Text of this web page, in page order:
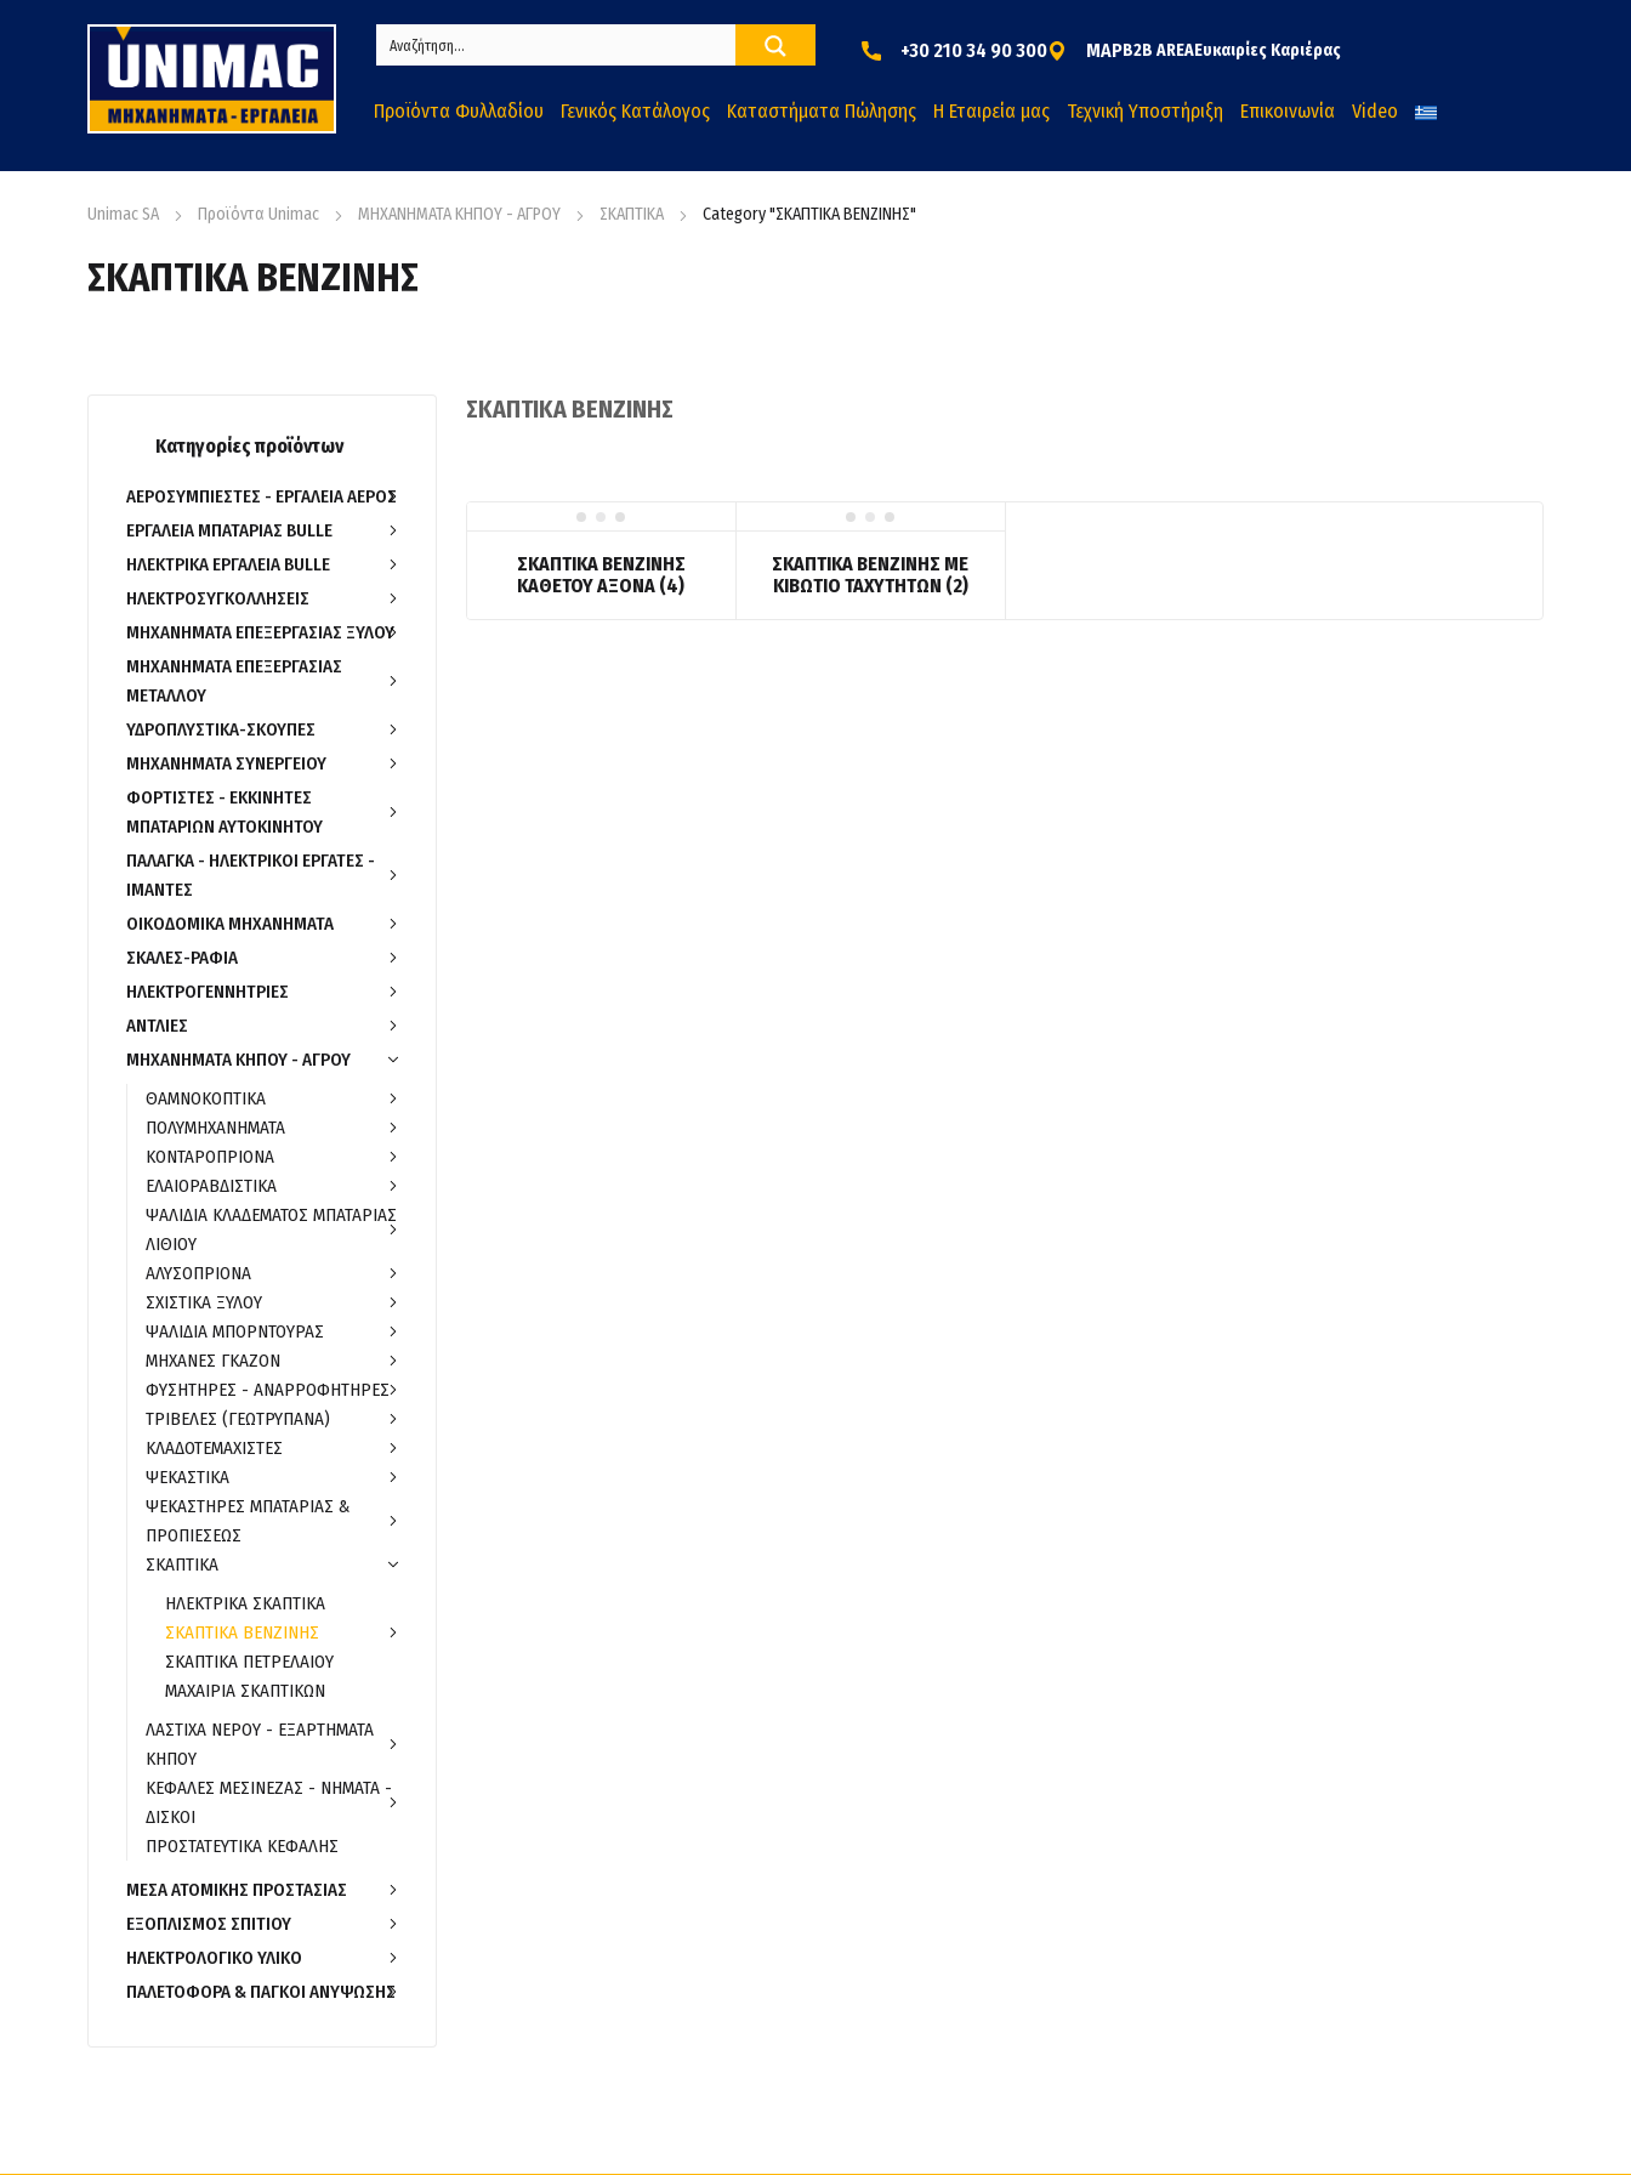
+30 210 34 90 300 MAPB2B AREAΕυκαιρίες Καριέρας
Προϊόντα Φυλλαδίου Γενικός Κατάλογος Καταστήματα Πώλησης Η Εταιρεία μας Τεχνική Υποστήριξη Επικοινωνία Video
Unimac SA Προϊόντα Unimac ΜΗΧΑΝΗΜΑΤΑ ΚΗΠΟΥ - ΑΓΡΟΥ ΣΚΑΠΤΙΚΑ Category "ΣΚΑΠΤΙΚΑ ΒΕΝΖΙΝΗΣ"
ΣΚΑΠΤΙΚΑ ΒΕΝΖΙΝΗΣ
Κατηγορίες προϊόντων
ΑΕΡΟΣΥΜΠΙΕΣΤΕΣ - ΕΡΓΑΛΕΙΑ ΑΕΡΟΣ
ΕΡΓΑΛΕΙΑ ΜΠΑΤΑΡΙΑΣ BULLE
ΗΛΕΚΤΡΙΚΑ ΕΡΓΑΛΕΙΑ BULLE
ΗΛΕΚΤΡΟΣΥΓΚΟΛΛΗΣΕΙΣ
ΜΗΧΑΝΗΜΑΤΑ ΕΠΕΞΕΡΓΑΣΙΑΣ ΞΥΛΟΥ
ΜΗΧΑΝΗΜΑΤΑ ΕΠΕΞΕΡΓΑΣΙΑΣ
ΜΕΤΑΛΛΟΥ
ΥΔΡΟΠΛΥΣΤΙΚΑ-ΣΚΟΥΠΕΣ
ΜΗΧΑΝΗΜΑΤΑ ΣΥΝΕΡΓΕΙΟΥ
ΦΟΡΤΙΣΤΕΣ - ΕΚΚΙΝΗΤΕΣ
ΜΠΑΤΑΡΙΩΝ ΑΥΤΟΚΙΝΗΤΟΥ
ΠΑΛΑΓΚΑ - ΗΛΕΚΤΡΙΚΟΙ ΕΡΓΑΤΕΣ -
ΙΜΑΝΤΕΣ
ΟΙΚΟΔΟΜΙΚΑ ΜΗΧΑΝΗΜΑΤΑ
ΣΚΑΛΕΣ-ΡΑΦΙΑ
ΗΛΕΚΤΡΟΓΕΝΝΗΤΡΙΕΣ
ΑΝΤΛΙΕΣ
ΜΗΧΑΝΗΜΑΤΑ ΚΗΠΟΥ - ΑΓΡΟΥ
ΘΑΜΝΟΚΟΠΤΙΚΑ
ΠΟΛΥΜΗΧΑΝΗΜΑΤΑ
ΚΟΝΤΑΡΟΠΡΙΟΝΑ
ΕΛΑΙΟΡΑΒΔΙΣΤΙΚΑ
ΨΑΛΙΔΙΑ ΚΛΑΔΕΜΑΤΟΣ ΜΠΑΤΑΡΙΑΣ
ΛΙΘΙΟΥ
ΑΛΥΣΟΠΡΙΟΝΑ
ΣΧΙΣΤΙΚΑ ΞΥΛΟΥ
ΨΑΛΙΔΙΑ ΜΠΟΡΝΤΟΥΡΑΣ
ΜΗΧΑΝΕΣ ΓΚΑΖΟΝ
ΦΥΣΗΤΗΡΕΣ - ΑΝΑΡΡΟΦΗΤΗΡΕΣ
ΤΡΙΒΕΛΕΣ (ΓΕΩΤΡΥΠΑΝΑ)
ΚΛΑΔΟΤΕΜΑΧΙΣΤΕΣ
ΨΕΚΑΣΤΙΚΑ
ΨΕΚΑΣΤΗΡΕΣ ΜΠΑΤΑΡΙΑΣ &
ΠΡΟΠΙΕΣΕΩΣ
ΣΚΑΠΤΙΚΑ
ΗΛΕΚΤΡΙΚΑ ΣΚΑΠΤΙΚΑ
ΣΚΑΠΤΙΚΑ ΒΕΝΖΙΝΗΣ
ΣΚΑΠΤΙΚΑ ΠΕΤΡΕΛΑΙΟΥ
ΜΑΧΑΙΡΙΑ ΣΚΑΠΤΙΚΩΝ
ΛΑΣΤΙΧΑ ΝΕΡΟΥ - ΕΞΑΡΤΗΜΑΤΑ
ΚΗΠΟΥ
ΚΕΦΑΛΕΣ ΜΕΣΙΝΕΖΑΣ - ΝΗΜΑΤΑ -
ΔΙΣΚΟΙ
ΠΡΟΣΤΑΤΕΥΤΙΚΑ ΚΕΦΑΛΗΣ
ΜΕΣΑ ΑΤΟΜΙΚΗΣ ΠΡΟΣΤΑΣΙΑΣ
ΕΞΟΠΛΙΣΜΟΣ ΣΠΙΤΙΟΥ
ΗΛΕΚΤΡΟΛΟΓΙΚΟ ΥΛΙΚΟ
ΠΑΛΕΤΟΦΟΡΑ & ΠΑΓΚΟΙ ΑΝΥΨΩΣΗΣ
ΣΚΑΠΤΙΚΑ ΒΕΝΖΙΝΗΣ
ΣΚΑΠΤΙΚΑ ΒΕΝΖΙΝΗΣ
ΚΑΘΕΤΟΥ ΑΞΟΝΑ (4)
ΣΚΑΠΤΙΚΑ ΒΕΝΖΙΝΗΣ ΜΕ
ΚΙΒΩΤΙΟ ΤΑΧΥΤΗΤΩΝ (2)